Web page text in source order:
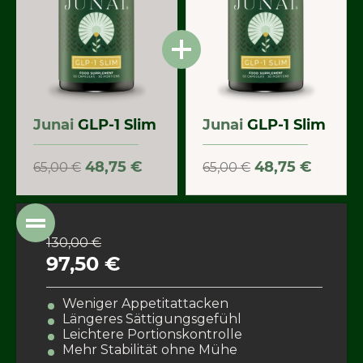
Junai GLP-1 Slim
65,00 € 48,75 €
Junai GLP-1 Slim
65,00 € 48,75 €
130,00 €
97,50 €
Weniger Appetitattacken
Längeres Sättigungsgefühl
Leichtere Portionskontrolle
Mehr Stabilität ohne Mühe